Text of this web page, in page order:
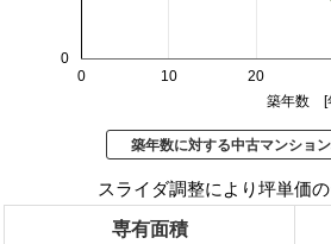
0 10 20
0
築年数 [
築年数に対する中古マンショ
スライダ調整により坪単価
専有面積